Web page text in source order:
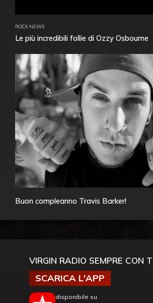
ROCK NEWS
Le più incredibili follie di Ozzy Osbourne
Buon compleanno Travis Barker!
VIRGIN RADIO SEMPRE CON
SCARICA L'APP
disponibile su